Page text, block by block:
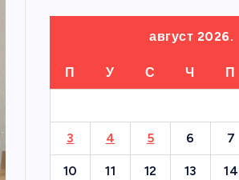
август 2026.
П У С Ч П
3 4 5 6 7
10 11 12 13 14